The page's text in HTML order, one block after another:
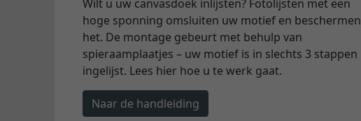
Wilt u uw canvasdoek inlijsten? Fotolijsten met een
hoge sponning omsluiten uw motief en beschermen
het. De montage gebeurt met behulp van
spieraamplaatjes – uw motief is in slechts 3 stappen
ingelijst. Lees hier hoe u te werk gaat.
Naar de handleiding